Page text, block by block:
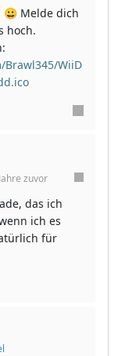
😀 Melde dich
hoch.
WiiD
zuvor
das ich
ich es
für